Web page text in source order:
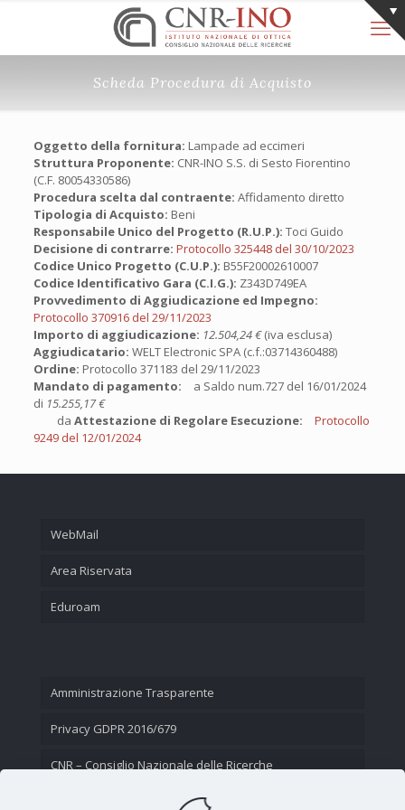
Scheda Procedura di Acquisto
Oggetto della fornitura: Lampade ad eccimeri
Struttura Proponente: CNR-INO S.S. di Sesto Fiorentino
(C.F. 80054330586)
Procedura scelta dal contraente: Affidamento diretto
Tipologia di Acquisto: Beni
Responsabile Unico del Progetto (R.U.P.): Toci Guido
Decisione di contrarre: Protocollo 325448 del 30/10/2023
Codice Unico Progetto (C.U.P.): B55F20002610007
Codice Identificativo Gara (C.I.G.): Z343D749EA
Provvedimento di Aggiudicazione ed Impegno:
Protocollo 370916 del 29/11/2023
Importo di aggiudicazione: 12.504,24 €(iva esclusa)
Aggiudicatario: WELT Electronic SPA (c.f.:03714360488)
Ordine: Protocollo 371183 del 29/11/2023
Mandato di pagamento: a Saldo num.727 del 16/01/2024
di 15.255,17 €
da Attestazione di Regolare Esecuzione:
Protocollo
9249 del 12/01/2024
WebMail
Area Riservata
Eduroam
Amministrazione Trasparente
Privacy GDPR 2016/679
CNR – Consiglio Nazionale delle Ricerche